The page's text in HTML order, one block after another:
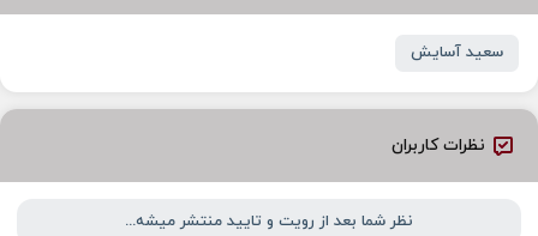
سعید آسایش
نظرات کاربران
نظر شما بعد از رویت و تایید منتشر میشه...